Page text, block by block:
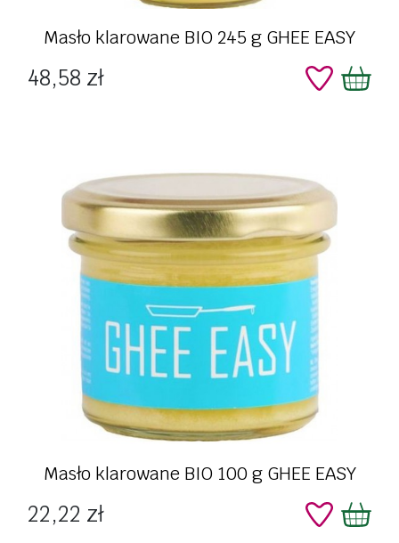
Masło klarowane BIO 245 g GHEE EASY
Cena
48,58 zł
Masło klarowane BIO 100 g GHEE EASY
Cena
22,22 zł